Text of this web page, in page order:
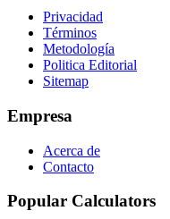
Privacidad
Términos
Metodología
Politica Editorial
Sitemap
Empresa
Acerca de
Contacto
Popular Calculators